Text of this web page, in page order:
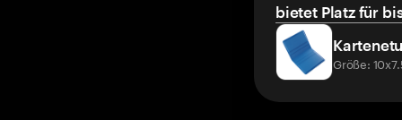
bietet Platz für
Größe: